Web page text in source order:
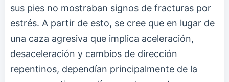
sus pies no mostraban signos de fracturas por
estrés. A partir de esto, se cree que en lugar de
una caza agresiva que implica aceleración,
desaceleración y cambios de dirección
repentinos, dependían principalmente de la